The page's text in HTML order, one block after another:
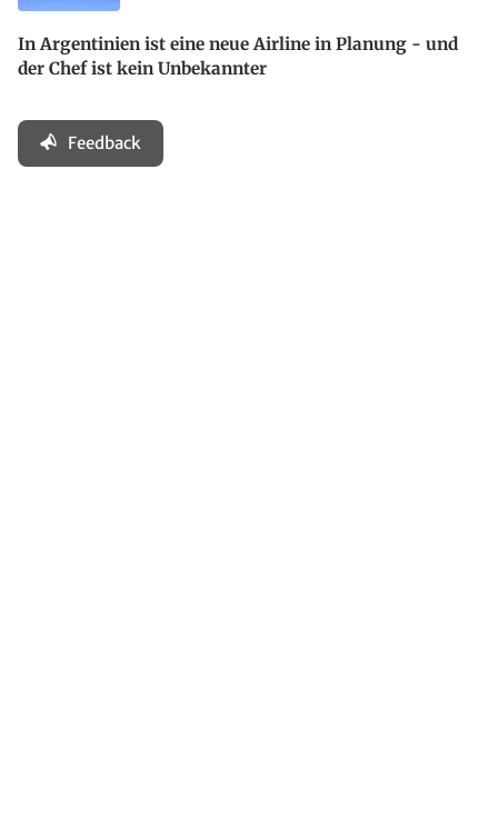
In Argentinien ist eine neue Airline in Planung - und
der Chef ist kein Unbekannter
Feedback